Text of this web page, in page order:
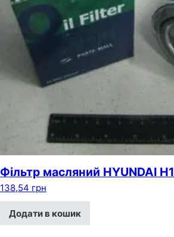
Фільтр масляний HYUNDAI H1
138,54 грн
Додати в кошик